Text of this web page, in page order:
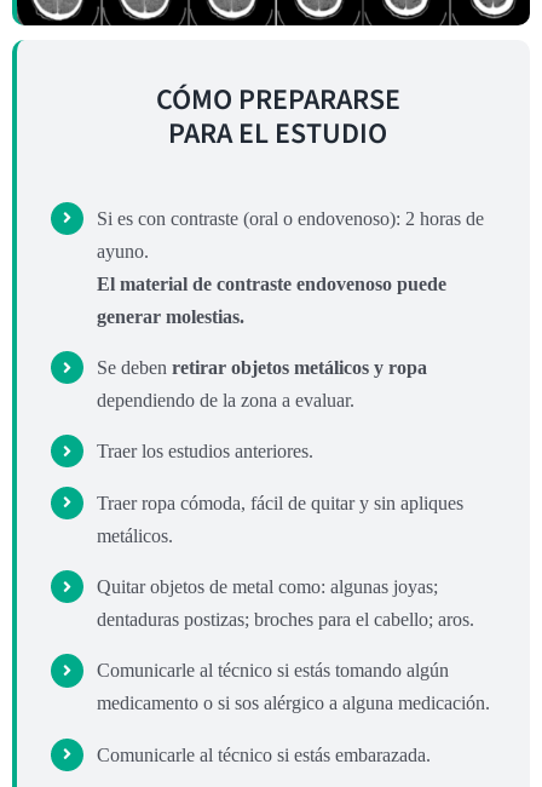
CÓMO PREPARARSE
PARA EL ESTUDIO
Si es con contraste (oral o endovenoso): 2 horas de
ayuno.
El material de contraste endovenoso puede
generar molestias.
Se debenretirar objetos metálicos y ropa
dependiendo de la zona a evaluar.
Traer los estudios anteriores.
Traer ropa cómoda, fácil de quitar y sin apliques
metálicos.
Quitar objetos de metal como: algunas joyas;
dentaduras postizas; broches para el cabello; aros.
Comunicarle al técnico si estás tomando algún
medicamento o si sos alérgico a alguna medicación.
Comunicarle al técnico si estás embarazada.